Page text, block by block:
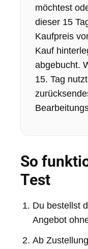
möchtest
dieser 15
Kaufpreis
Kauf
abgebucht.
15. Tag
So
Test
Du bestellst
Angebot
Ab